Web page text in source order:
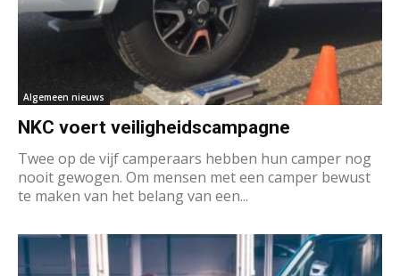
Algemeen nieuws
NKC voert veiligheidscampagne
Twee op de vijf camperaars hebben hun camper nog
nooit gewogen. Om mensen met een camper bewust
te maken van het belang van een...